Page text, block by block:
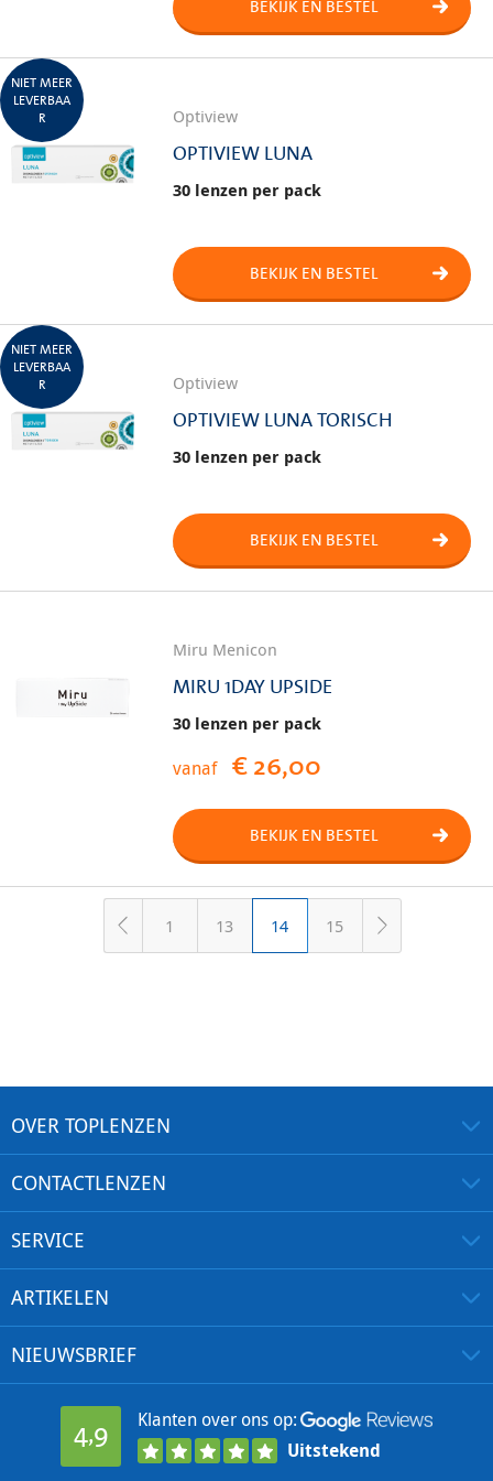
BEKIJK EN BESTEL
Optiview
OPTIVIEW LUNA
30 lenzen per pack
BEKIJK EN BESTEL
NIET MEER
LEVERBAA
R
Optiview
OPTIVIEW LUNA TORISCH
30 lenzen per pack
BEKIJK EN BESTEL
NIET MEER
LEVERBAA
R
Miru Menicon
MIRU 1DAY UPSIDE
30 lenzen per pack
vanaf € 26,00
BEKIJK EN BESTEL
1 13 14 15
OVER TOPLENZEN
CONTACTLENZEN
SERVICE
ARTIKELEN
NIEUWSBRIEF
4,9
Klanten over ons op:
Uitstekend